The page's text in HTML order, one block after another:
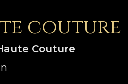
couture
Couture